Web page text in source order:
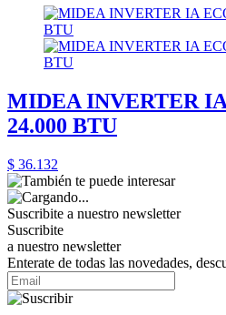
MIDEA INVERTER
24.000 BTU
$ 36.132
Suscribite a nuestro newsletter
Suscribite
a nuestro newsletter
Enterate de todas las novedades,